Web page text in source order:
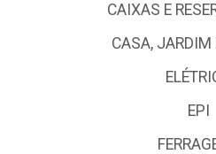
CAIXAS E
CASA, JARDIM
EPI